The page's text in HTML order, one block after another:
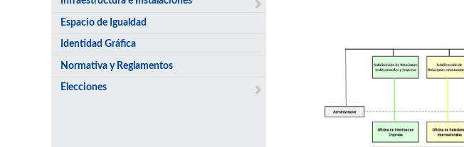
Espacio de Igualdad
Identidad Gráfica
Normativa y Reglamentos
Elecciones